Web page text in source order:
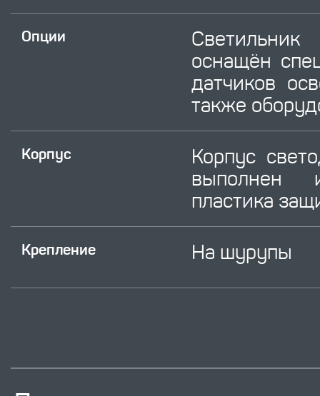
Опции
оснащён
датчиков
также
Корпус
Корпус
выполнен
пластика
Крепление На шурупы